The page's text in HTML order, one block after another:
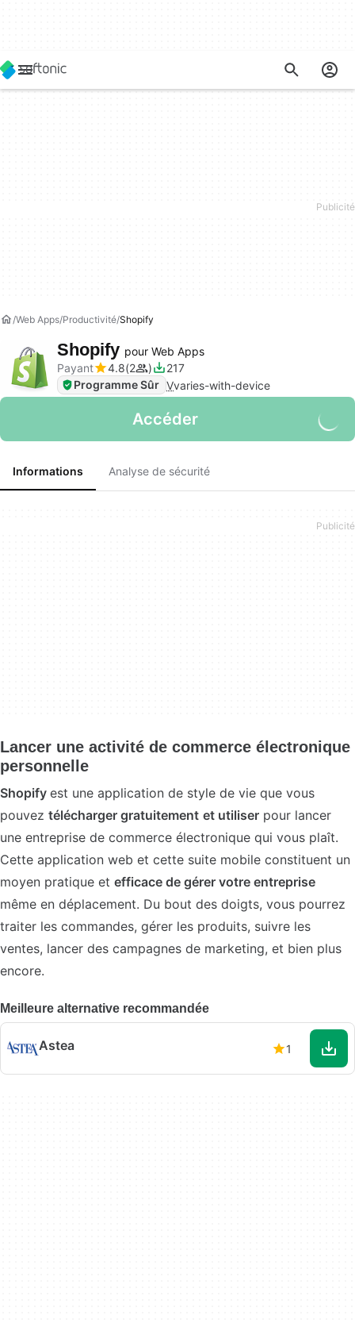
Web Apps Productivité Shopify
Shopify pour Web Apps
Payant
4.8 2
217
Programme Sûr Vvaries-with-device
Accéder
Informations Analyse de sécurité
Lancer une activité de commerce électronique
personnelle
Shopify est une application de style de vie que vous
pouvez télécharger gratuitement et utiliser pour lancer
une entreprise de commerce électronique qui vous plaît.
Cette application web et cette suite mobile constituent un
moyen pratique et efficace de gérer votre entreprise
même en déplacement. Du bout des doigts, vous pourrez
traiter les commandes, gérer les produits, suivre les
ventes, lancer des campagnes de marketing, et bien plus
encore.
Meilleure alternative recommandée
Astea 1